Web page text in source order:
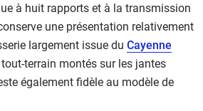
à huit rapports et à la transmission
une présentation relativement
largement issue du Cayenne
tout-terrain montés sur les jantes
également fidèle au modèle de